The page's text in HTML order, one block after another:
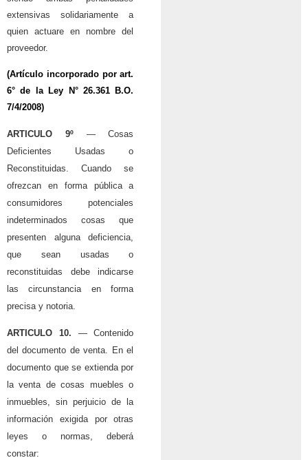
extensivas solidariamente a
quien actuare en nombre del
proveedor.
(Artículo incorporado por art.
6° de la Ley N° 26.361 B.O.
7/4/2008)
ARTICULO 9º— Cosas
Deficientes Usadas o
Reconstituidas. Cuando se
ofrezcan en forma pública a
consumidores potenciales
indeterminados cosas que
presenten alguna deficiencia,
que sean usadas o
reconstituidas debe indicarse
las circunstancia en forma
precisa y notoria.
ARTICULO 10. — Contenido
del documento de venta. En el
documento que se extienda por
la venta de cosas muebles o
inmuebles, sin perjuicio de la
información exigida por otras
leyes o normas, deberá
constar: